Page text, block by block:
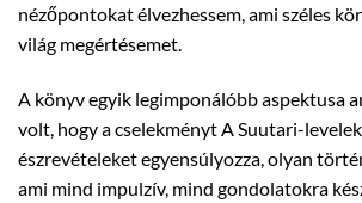
nézőpontokat élvezhessem, ami széles
világ megértésemet.
A könyv egyik legimponálóbb aspektusa
volt, hogy a cselekményt A Suutari-
észrevételeket egyensúlyozza, olyan
ami mind impulzív, mind gondolatokra